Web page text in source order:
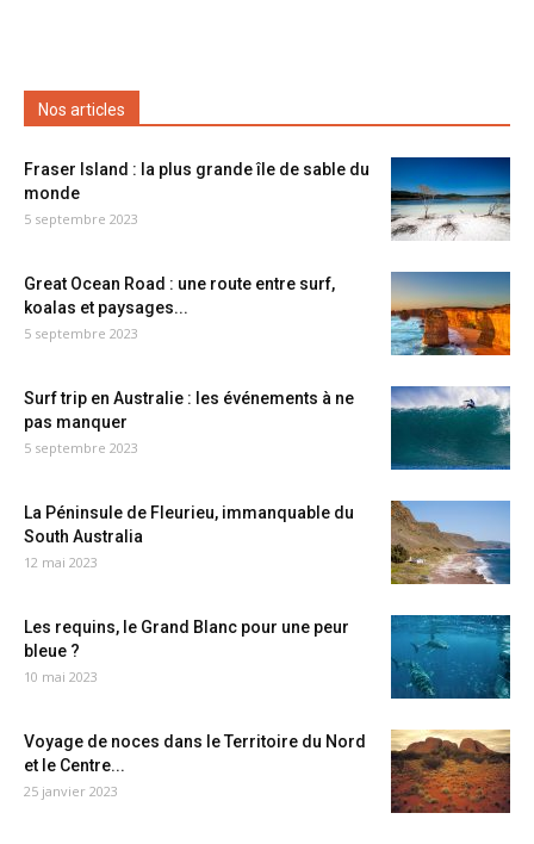
Nos articles
Fraser Island : la plus grande île de sable du
monde
5 septembre 2023
Great Ocean Road : une route entre surf,
koalas et paysages...
5 septembre 2023
Surf trip en Australie : les événements à ne
pas manquer
5 septembre 2023
La Péninsule de Fleurieu, immanquable du
South Australia
12 mai 2023
Les requins, le Grand Blanc pour une peur
bleue ?
10 mai 2023
Voyage de noces dans le Territoire du Nord
et le Centre...
25 janvier 2023